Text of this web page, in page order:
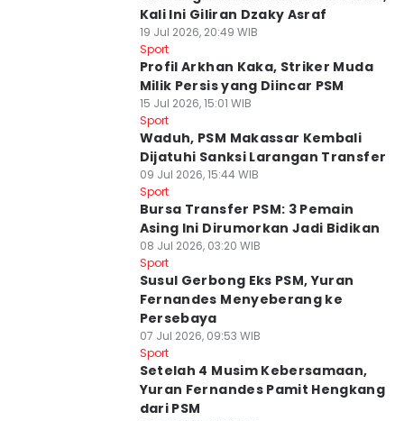
Kali Ini Giliran Dzaky Asraf
19 Jul 2026, 20:49 WIB
Sport
Profil Arkhan Kaka, Striker Muda
Milik Persis yang Diincar PSM
15 Jul 2026, 15:01 WIB
Sport
Waduh, PSM Makassar Kembali
Dijatuhi Sanksi Larangan Transfer
09 Jul 2026, 15:44 WIB
Sport
Bursa Transfer PSM: 3 Pemain
Asing Ini Dirumorkan Jadi Bidikan
08 Jul 2026, 03:20 WIB
Sport
Susul Gerbong Eks PSM, Yuran
Fernandes Menyeberang ke
Persebaya
07 Jul 2026, 09:53 WIB
Sport
Setelah 4 Musim Kebersamaan,
Yuran Fernandes Pamit Hengkang
dari PSM